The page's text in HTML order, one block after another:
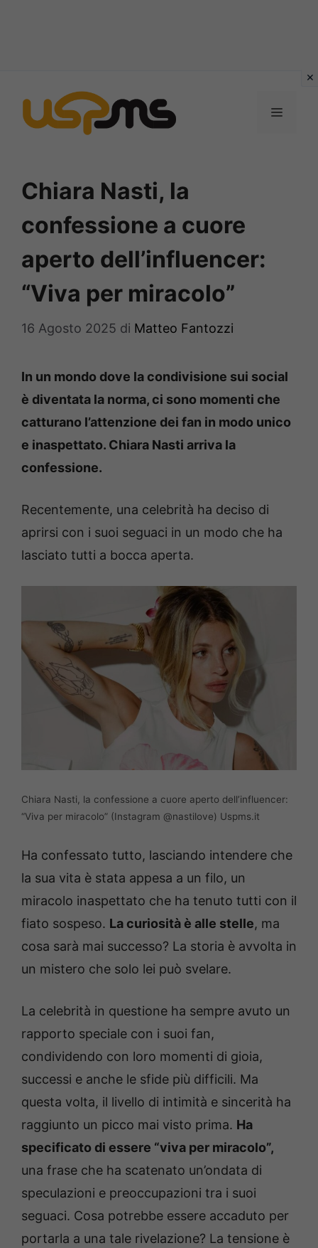
contenuto
MENU
Chiara Nasti, la
confessione a cuore
aperto dell’influencer:
“Viva per miracolo”
16 Agosto 2025 di Matteo Fantozzi
In un mondo dove la condivisione sui social
è diventata la norma, ci sono momenti che
catturano l’attenzione dei fan in modo unico
e inaspettato. Chiara Nasti arriva la
confessione.
Recentemente, una celebrità ha deciso di
aprirsi con i suoi seguaci in un modo che ha
lasciato tutti a bocca aperta.
Chiara Nasti, la confessione a cuore aperto dell’influencer:
“Viva per miracolo” (Instagram @nastilove) Uspms.it
Ha confessato tutto, lasciando intendere che
la sua vita è stata appesa a un filo, un
miracolo inaspettato che ha tenuto tutti con il
fiato sospeso. La curiosità è alle stelle, ma
cosa sarà mai successo? La storia è avvolta in
un mistero che solo lei può svelare.
La celebrità in questione ha sempre avuto un
rapporto speciale con i suoi fan,
condividendo con loro momenti di gioia,
successi e anche le sfide più difficili. Ma
questa volta, il livello di intimità e sincerità ha
raggiunto un picco mai visto prima. Ha
specificato di essere “viva per miracolo”,
una frase che ha scatenato un’ondata di
speculazioni e preoccupazioni tra i suoi
seguaci. Cosa potrebbe essere accaduto per
portarla a una tale rivelazione? La tensione è